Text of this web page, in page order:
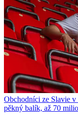
Obchodníci ze Slavie
pěkný balík, až 70